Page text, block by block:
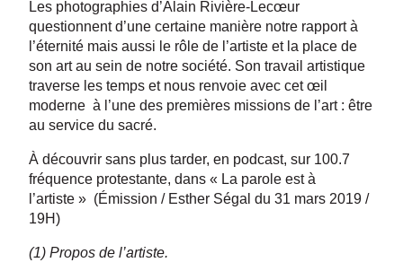
Les photographies d’Alain Rivière-Lecœur
questionnent d’une certaine manière notre rapport à
l’éternité mais aussi le rôle de l’artiste et la place de
son art au sein de notre société. Son travail artistique
traverse les temps et nous renvoie avec cet œil
moderne à l’une des premières missions de l’art : être
au service du sacré.
À découvrir sans plus tarder, en podcast, sur 100.7
fréquence protestante, dans « La parole est à
l’artiste » (Émission / Esther Ségal du 31 mars 2019 /
19H)
(1) Propos de l’artiste.